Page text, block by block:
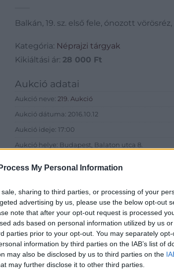
My Personal Information
sharing to third parties, or processing of your
advertising by us, please use the below opt-out
note that after your opt-out request is processed
ads based on personal information utilized by us
parties prior to your opt-out. You may separately
information by third parties on the IAB’s list of
may also be disclosed by us to third parties on the
may further disclose it to other third parties.
Balkán, 19. sz. első fele, ónozott vörösréz,
Kategória: Néprajzi tárgyak
Kikiáltási ár: 28 000 Ft
Aukció adatai
Aukció neve: 219. Aukció
Aukció dátuma: 2016.10.12
Aukció ideje: 17:00
Aukció helye: Budapest, Balaton utca 8.
Eladó adatai
Eladó:
Cím: Müller
Nagyházi
1055
Telefon: +361
Weboldal: